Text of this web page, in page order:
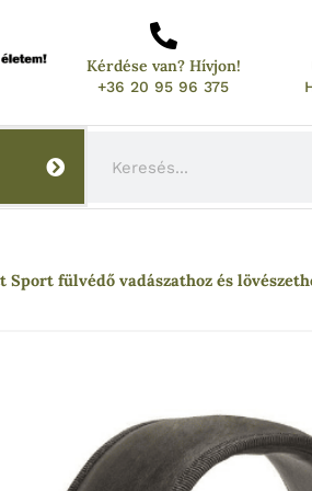
Kérdése van? Hívjon!
+36 20 95 96 375
Sport fülvédő vadászathoz és